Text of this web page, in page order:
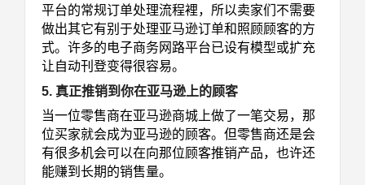
平台的常规订单处理流程裡，所以卖家们不需要
做出其它有别于处理亚马逊订单和照顾顾客的方
式。 许多的电子商务网路平台已设有模型或扩充
让自动刊登变得很容易。
5. 真正推销到你在亚马逊上的顾客
当一位零售商在亚马逊商城上做了一笔交易，那
位买家就会成为亚马逊的顾客。但零售商还是会
有很多机会可以在向那位顾客推销产品，也许还
能赚到长期的销售量。